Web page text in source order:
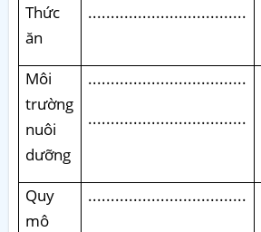
Thức
ăn
...................................
Môi
trường
nuôi
dưỡng
...................................
...................................
Quy
mô
...................................